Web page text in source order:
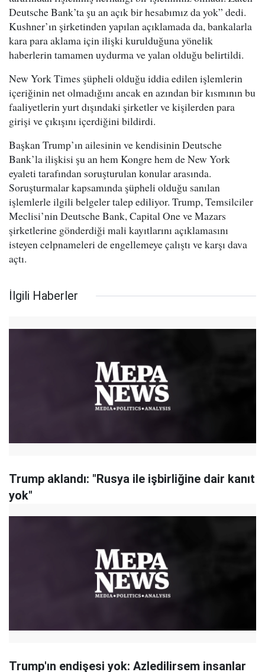
Deutsche Bank’ta şu an açık bir hesabımız da yok” dedi.
Kushner’ın şirketinden yapılan açıklamada da, bankalarla
kara para aklama için ilişki kurulduğuna yönelik
haberlerin tamamen uydurma ve yalan olduğu belirtildi.
New York Times şüpheli olduğu iddia edilen işlemlerin
içeriğinin net olmadığını ancak en azından bir kısmının bu
faaliyetlerin yurt dışındaki şirketler ve kişilerden para
girişi ve çıkışını içerdiğini bildirdi.
Başkan Trump’ın ailesinin ve kendisinin Deutsche
Bank’la ilişkisi şu an hem Kongre hem de New York
eyaleti tarafından soruşturulan konular arasında.
Soruşturmalar kapsamında şüpheli olduğu sanılan
işlemlerle ilgili belgeler talep ediliyor. Trump, Temsilciler
Meclisi’nin Deutsche Bank, Capital One ve Mazars
şirketlerine gönderdiği mali kayıtlarını açıklamasını
isteyen celpnameleri de engellemeye çalıştı ve karşı dava
açtı.
İlgili Haberler
Trump aklandı: "Rusya ile işbirliğine dair kanıt
yok"
Trump'ın endişesi yok: Azledilirsem insanlar